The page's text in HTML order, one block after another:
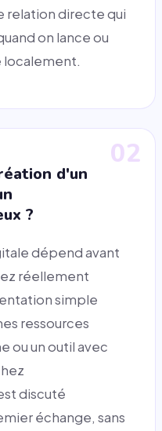
relation directe qui
on lance ou
02
d'un
?
dépend avant
réellement
simple
ressources
ou un outil avec
discuté
échange, sans